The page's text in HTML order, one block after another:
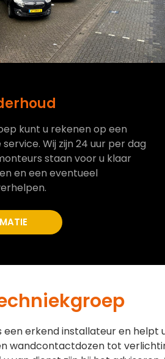
kunt u rekenen op een
Wij zijn 24 uur per dag
staan voor u klaar
en een eventueel
een erkend installateur en
wandcontactdozen tot